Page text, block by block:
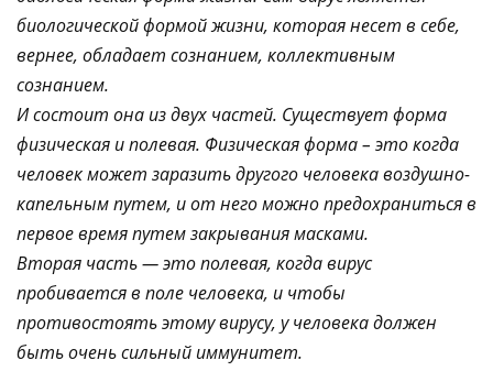
биологической формой жизни, которая несет в себе,
вернее, обладает сознанием, коллективным
сознанием.
И состоит она из двух частей. Существует форма
физическая и полевая. Физическая форма – это когда
человек может заразить другого человека воздушно-
капельным путем, и от него можно предохраниться в
первое время путем закрывания масками.
Вторая часть — это полевая, когда вирус
пробивается в поле человека, и чтобы
противостоять этому вирусу, у человека должен
быть очень сильный иммунитет.